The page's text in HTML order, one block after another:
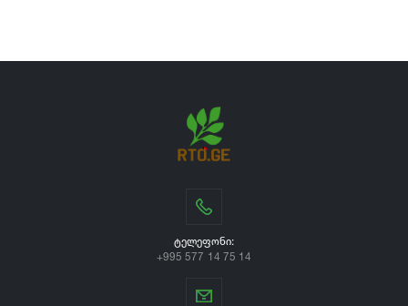
ᲢᲔᲚᲔᲤᲝᲜᲘ:
+995 577 14 75 14